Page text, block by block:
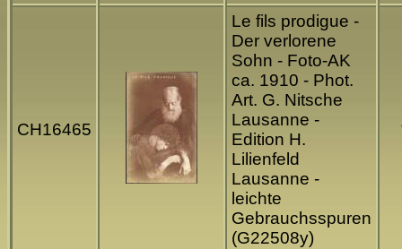
CH16465
Le fils prodigue -
Der verlorene
Sohn - Foto-AK
ca. 1910 - Phot.
Art. G. Nitsche
Lausanne -
Edition H.
Lilienfeld
Lausanne -
leichte
Gebrauchsspuren
(G22508y)